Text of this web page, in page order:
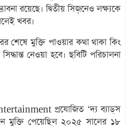
রয়েছে। দ্বিতীয় সিজ়নেও লক্ষ্যকে
খবর।
শেষে মুক্তি পাওয়ার কথা থাকা কিং
নেওয়া হবে। ছবিটি পরিচালনা
প্রযোজিত ‘দ্য ব্যাড্‌স
মুক্তি পেয়েছিল ২০২৫ সালের ১৮